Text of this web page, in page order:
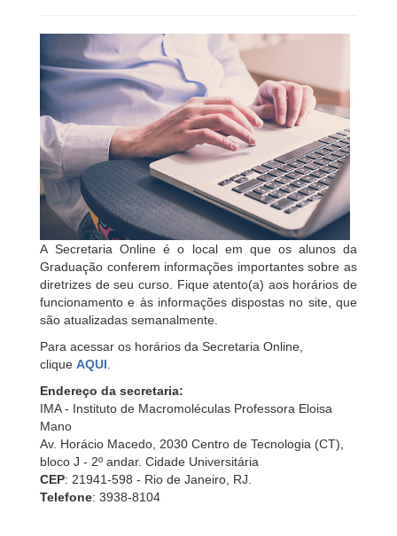
A Secretaria Online é o local em que os alunos da
Graduação conferem informações importantes sobre as
diretrizes de seu curso. Fique atento(a) aos horários de
funcionamento e às informações dispostas no site, que
são atualizadas semanalmente.
Para acessar os horários da Secretaria Online,
clique AQUI
Endereço da secretaria:
IMA - Instituto de Macromoléculas Professora Eloisa
Mano
Av. Horácio Macedo, 2030 Centro de Tecnologia (CT),
bloco J - 2º andar. Cidade Universitária
CEP: 21941-598 - Rio de Janeiro, RJ.
Telefone: 3938-8104